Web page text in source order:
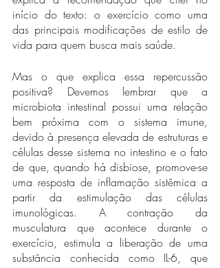
início do texto: o exercício como uma
das principais modificações de estilo de
vida para quem busca mais saúde.
Mas o que explica essa repercussão
positiva? Devemos lembrar que a
microbiota intestinal possui uma relação
bem próxima com o sistema imune,
devido à presença elevada de estruturas e
células desse sistema no intestino e o fato
de que, quando há disbiose, promove-se
uma resposta de inflamação sistêmica a
partir da estimulação das células
imunológicas. A contração da
musculatura que acontece durante o
exercício, estimula a liberação de uma
substância conhecida como IL-6, que